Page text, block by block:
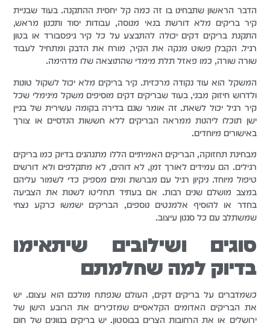
הדבר הראשון שתבחינו בו זה כמה קל יחסית ההתקנה. בעוד שבניית
קיר בריקים מלא דורשת בנאי מנוסה, עבודות יסוד ותכנון מראש,
התקנת בריקים דקים יכולה להתבצע על כל קיר גיפסבורד או בטון
רגיל. הקבלן פשוט מנקה את הקיר, מורח את הדבק ומתחיל לעבוד
שורה שורה, כמו פאזל תלת מימדי שהתוצאה שלו מדהימה.
המשקל הוא עוד נקודה מרכזית. קיר בריקים מלא יכול לשקול טונות
ולדרוש חיזוק מבני, בעוד שבריקים דקים מוסיפים משקל מינימלי שכל
קיר רגיל יכול לשאת. זה אומר שגם בדירה בקומה עשירית של בניין
ישן תוכלו ליהנות ממראה הבריקים ללא חששות הנדסיים או צורך
באישורים מיוחדים.
מבחינת תחזוקה, הבריקים האמיתיים הללו מתנהגים בדיוק כמו בריקים
רגילים. הם עמידים לאורך זמן, לא דוהים, לא מתקלפים ולא דורשים
טיפול מיוחד. ניקיון רגיל עם מברשת ומים מספיק כדי לשמור עליהם
במצב מושלם שנים רבות. אם בעתיד תחליטו לשנות את הצביעה
בחדר או להוסיף אלמנטים נוספים, הבריקים ישמשו כרקע נצחי
שמשתלב עם כל סגנון עיצוב.
סוגים ושילובים שיתאימו
בדיוק למה שחלמתם
כשמדברים על בריקים דקים, העולם שנפתח מולכם הוא עצום. יש
את הבריקים האדומים הקלאסיים שמזכירים את הרובע הישן של
ירושלים או את הרחובות הצרים בבוסטון. יש בריקים בגוונים של חום